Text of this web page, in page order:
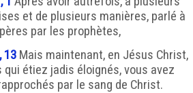
et de plusieurs manières, parlé à
par les prophètes,
13 Mais maintenant, en Jésus Christ,
qui étiez jadis éloignés, vous avez
par le sang de Christ.